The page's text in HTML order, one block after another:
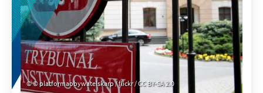
den Titel der Richtlinie (einer unserer
Empfehlungen) spiegelt eine strategische
politische Zielsetzung wider, öffentlich
finanzierte Daten konsequent der ganzen
Gesellschaft zugänglich zu machen.
© platformaobywatelskarp / flickr / CC BY-SA 2.0